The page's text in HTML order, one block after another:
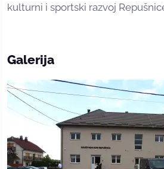
kulturni i sportski razvoj
Galerija